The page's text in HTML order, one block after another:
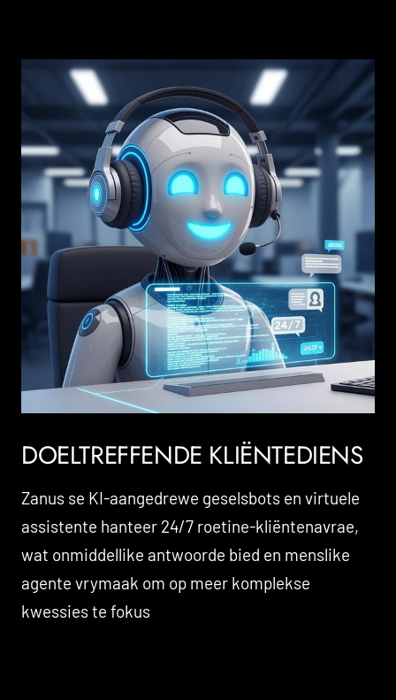
DOELTREFFENDE KLIËNTEDIENS
Zanus se KI-aangedrewe geselsbots en virtuele
assistente hanteer 24/7 roetine-kliëntenavrae,
wat onmiddellike antwoorde bied en menslike
agente vrymaak om op meer komplekse
kwessies te fokus